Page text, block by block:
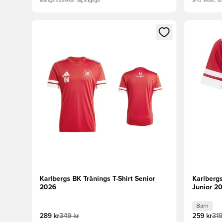
Öppnar en Modal för att logga in eller registrera dig
Karlbergs BK Tränings T-Shirt Senior
2026
289 kr349 kr
Junior
Barn
259 kr